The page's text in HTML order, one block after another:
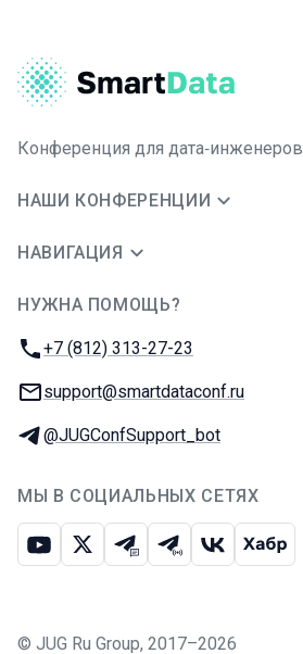
Конференция для дата‑инженеров
НАШИ КОНФЕРЕНЦИИ
НАВИГАЦИЯ
НУЖНА ПОМОЩЬ?
Телефон:
+7 (812) 313-27-23
E-mail:
support@smartdataconf.ru
Телеграм:
@JUGConfSupport_bot
МЫ В СОЦИАЛЬНЫХ СЕТЯХ
ЮтубИкс Телеграм-чат
Телеграм-канал
ВКонтакте
Хабр
© JUG Ru Group, 2017–2026